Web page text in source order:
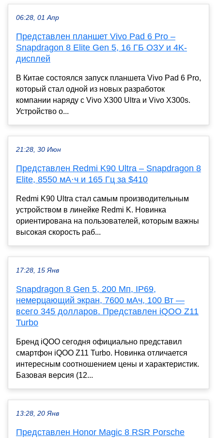
06:28, 01 Апр
Представлен планшет Vivo Pad 6 Pro –
Snapdragon 8 Elite Gen 5, 16 ГБ ОЗУ и 4K-
дисплей
В Китае состоялся запуск планшета Vivo Pad 6 Pro,
который стал одной из новых разработок
компании наряду с Vivo X300 Ultra и Vivo X300s.
Устройство о...
21:28, 30 Июн
Представлен Redmi K90 Ultra – Snapdragon 8
Elite, 8550 мА·ч и 165 Гц за $410
Redmi K90 Ultra стал самым производительным
устройством в линейке Redmi K. Новинка
ориентирована на пользователей, которым важны
высокая скорость раб...
17:28, 15 Янв
Snapdragon 8 Gen 5, 200 Мп, IP69,
немерцающий экран, 7600 мАч, 100 Вт —
всего 345 долларов. Представлен iQOO Z11
Turbo
Бренд iQOO сегодня официально представил
смартфон iQOO Z11 Turbo. Новинка отличается
интересным соотношением цены и характеристик.
Базовая версия (12...
13:28, 20 Янв
Представлен Honor Magic 8 RSR Porsche